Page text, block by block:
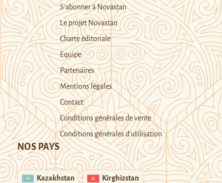
S’abonner à Novastan
Le projet Novastan
Charte éditoriale
Equipe
Partenaires
Mentions légales
Contact
Conditions générales de vente
Conditions générales d’utilisation
NOS PAYS
Kazakhstan Kirghizstan